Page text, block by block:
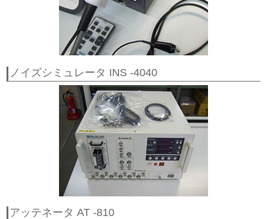
ノイズシミュレータ INS -4040
アッテネータ AT -810